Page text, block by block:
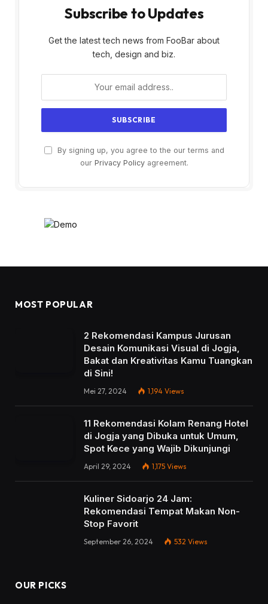
Subscribe to Updates
Get the latest tech news from FooBar about
tech, design and biz.
By signing up, you agree to the our terms and
our Privacy Policyagreement.
MOST POPULAR
2 Rekomendasi Kampus Jurusan
Desain Komunikasi Visual di Jogja,
Bakat dan Kreativitas Kamu Tuangkan
di Sini!
Mei 27, 2024 1,194 Views
11 Rekomendasi Kolam Renang Hotel
di Jogja yang Dibuka untuk Umum,
Spot Kece yang Wajib Dikunjungi
April 29, 2024 1,175 Views
Kuliner Sidoarjo 24 Jam:
Rekomendasi Tempat Makan Non-
Stop Favorit
September 26, 2024 532 Views
OUR PICKS